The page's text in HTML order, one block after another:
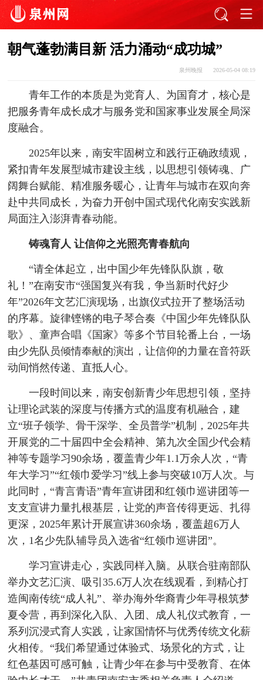
朝气蓬勃满目新 活力涌动“成功城”
泉州晚报 2026-05-04 08:19
青年工作的本质是为党育人、为国育才，核心是
把服务青年成长成才与服务党和国家事业发展全局深
度融合。
2025年以来，南安牢固树立和践行正确政绩观，
紧扣青年发展型城市建设主线，以思想引领铸魂、广
阔舞台赋能、精准服务暖心，让青年与城市在双向奔
赴中共同成长，为奋力开创中国式现代化南安实践新
局面注入澎湃青春动能。
铸魂育人 让信仰之光照亮青春航向
“请全体起立，出中国少年先锋队队旗，敬
礼！”在南安市“强国复兴有我，争当新时代好少
年”2026年文艺汇演现场，出旗仪式拉开了整场活动
的序幕。旋律铿锵的电子琴合奏《中国少年先锋队队
歌》、童声合唱《国家》等多个节目轮番上台，一场
由少先队员倾情奉献的演出，让信仰的力量在音符跃
动间悄然传递、直抵人心。
一段时间以来，南安创新青少年思想引领，坚持
让理论武装的深度与传播方式的温度有机融合，建
立“班子领学、骨干深学、全员普学”机制，2025年共
开展党的二十届四中全会精神、第九次全国少代会精
神等专题学习90余场，覆盖青少年1.1万余人次，“青
年大学习”“红领巾爱学习”线上参与突破10万人次。与
此同时，“青言青语”青年宣讲团和红领巾巡讲团等一
支支宣讲力量扎根基层，让党的声音传得更远、扎得
更深，2025年累计开展宣讲360余场，覆盖超6万人
次，1名少先队辅导员入选省“红领巾巡讲团”。
学习宣讲走心，实践同样入脑。从联合驻南部队
举办文艺汇演、吸引35.6万人次在线观看，到精心打
造闽南传统“成人礼”、举办海外华裔青少年寻根筑梦
夏令营，再到深化入队、入团、成人礼仪式教育，一
系列沉浸式育人实践，让家国情怀与优秀传统文化薪
火相传。“我们希望通过体验式、场景化的方式，让
红色基因可感可触，让青少年在参与中受教育、在体